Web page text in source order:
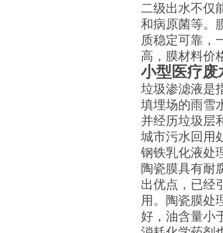
二级出水不仅
和病原菌等。
质稳定可靠，
高，膜材料价
小型医疗废
垃圾渗滤液是
填埋场的雨雪
并经历垃圾层
城市污水回用
钢铁乳化液处
陶瓷膜具有耐
出优点，已经
用。陶瓷膜处
好，油含量小